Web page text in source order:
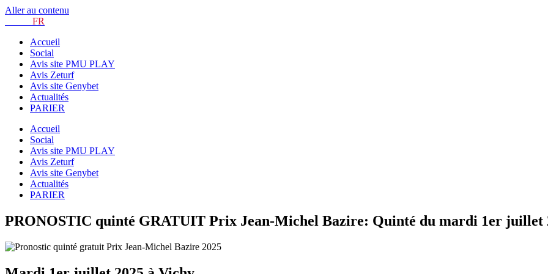
Aller au contenu
FR
Accueil
Social
Avis site PMU PLAY
Avis Zeturf
Avis site Genybet
Actualités
PARIER
Accueil
Social
Avis site PMU PLAY
Avis Zeturf
Avis site Genybet
Actualités
PARIER
PRONOSTIC quinté GRATUIT Prix Jean-Michel Bazire: Quinté du mardi 1er juillet